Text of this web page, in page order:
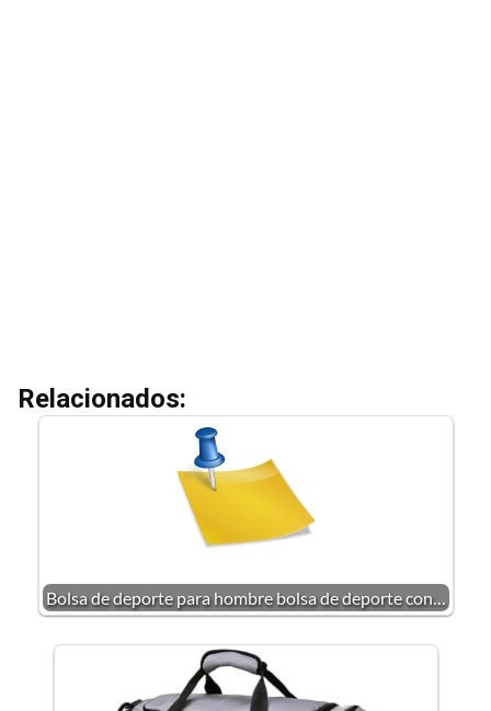
Relacionados:
Bolsa de deporte para hombre bolsa de deporte con…